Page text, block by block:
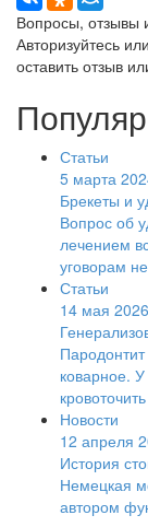
Вопросы, отзывы
Авторизуйтесь или
оставить отзыв
Статьи
5 марта
Брекеты и
Вопрос об
лечением
уговорам
Статьи
14 мая 2026
коварное.
Новости
12 апреля
История
Немецкая
автором